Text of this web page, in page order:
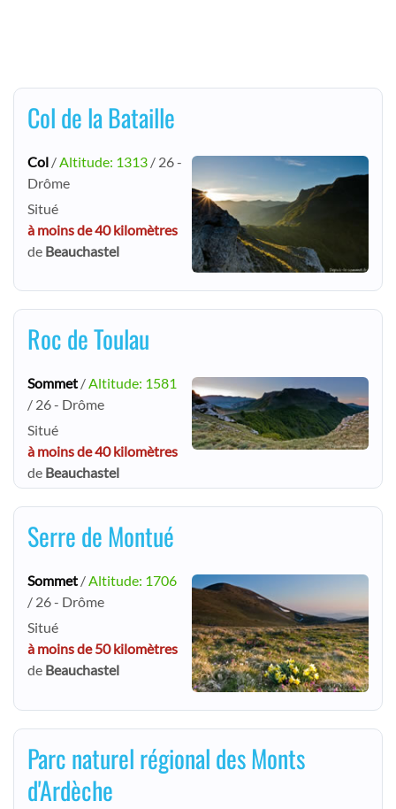
Col de la Bataille
Col / Altitude: 1313 / 26 -
Drôme
Situé
à moins de 40 kilomètres
de Beauchastel
Roc de Toulau
Sommet /Altitude: 1581
/ 26 - Drôme
Situé
à moins de 40 kilomètres
de Beauchastel
Serre de Montué
Sommet /Altitude: 1706
/ 26 - Drôme
Situé
à moins de 50 kilomètres
de Beauchastel
Parc naturel régional des Monts
d'Ardèche